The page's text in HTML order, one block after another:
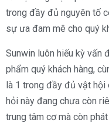
trong đầy đủ nguyên tố
sự ưa đam mê cho quý
Sunwin luôn hiếu kỳ vấn
phẩm quý khách hàng,
là 1 trong đầy đủ vật hội
hỏi này đang chưa còn
trung tâm cơ mà còn